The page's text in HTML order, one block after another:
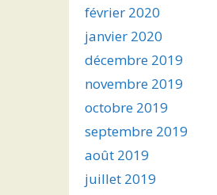
février 2020
janvier 2020
décembre 2019
novembre 2019
octobre 2019
septembre 2019
août 2019
juillet 2019